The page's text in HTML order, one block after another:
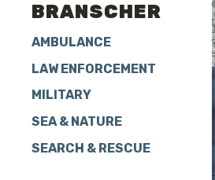
BRANSCHER
AMBULANCE
LAW ENFORCEMENT
MILITARY
SEA & NATURE
SEARCH & RESCUE